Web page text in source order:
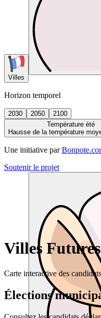
Villes
Horizon temporel
2030 2050
2100
Température été
Hausse de la température
Une initiative par
Soutenir le projet
Villes
Carte interactive des
Élections